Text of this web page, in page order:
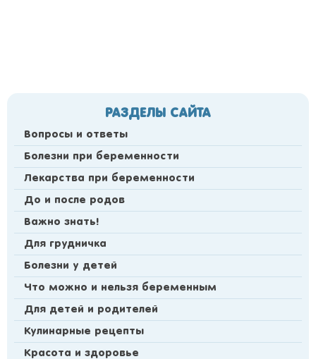
РАЗДЕЛЫ САЙТА
Вопросы и ответы
Болезни при беременности
Лекарства при беременности
До и после родов
Важно знать!
Для грудничка
Болезни у детей
Что можно и нельзя беременным
Для детей и родителей
Кулинарные рецепты
Красота и здоровье